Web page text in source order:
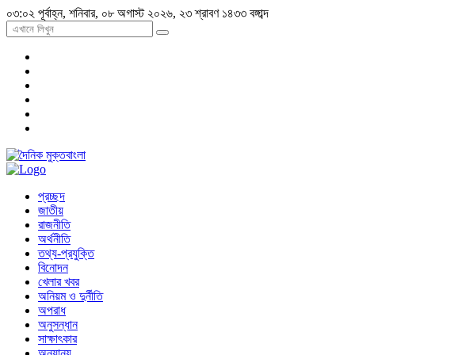
০৩:০২ পূর্বাহ্ন, শনিবার, ০৮ অগাস্ট ২০২৬, ২৩ শ্রাবণ ১৪৩৩ বঙ্গাব্দ
প্রচ্ছদ
জাতীয়
রাজনীতি
অর্থনীতি
তথ্য-প্রযুক্তি
বিনোদন
খেলার খবর
অনিয়ম ও দুর্নীতি
অপরাধ
অনুসন্ধান
সাক্ষাৎকার